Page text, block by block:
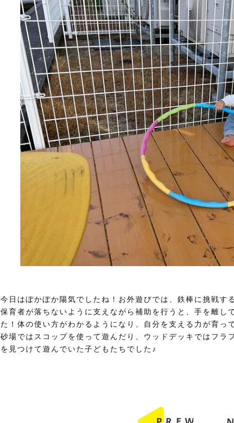
今日はぽかぽか陽気でしたね！お外遊びでは、鉄棒に挑戦す
保育者が落ちないように支えながら補助を行うと、手を離し
た！体の使い方がわかるようになり、自分を支える力が育っ
砂場ではスコップを使って遊んだり、ウッドデッキではフラ
を見つけて遊んでいた子どもたちでした♪